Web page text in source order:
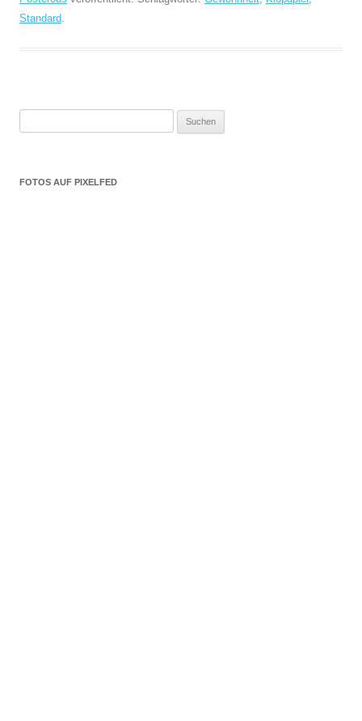
Standard
FOTOS AUF PIXELFED